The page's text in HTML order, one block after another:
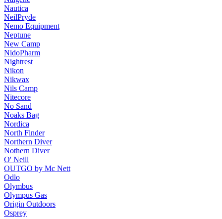
Nautica
NeilPryde
Nemo Equipment
Neptune
New Camp
NidoPharm
Nightrest
Nikon
Nikwax
Nils Camp
Nitecore
No Sand
Noaks Bag
Nordica
North Finder
Northern Diver
Nothern Diver
O' Neill
OUTGO by Mc Nett
Odlo
Olymbus
Olympus Gas
Origin Outdoors
Osprey